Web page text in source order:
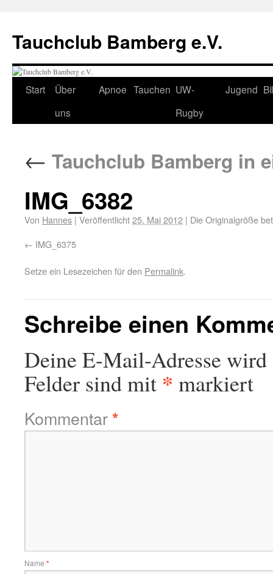
Tauchclub Bamberg e.V.
Start
Über
uns
Apnoe Tauchen UW-
Rugby
Jugend
← Tauchclub Bamberg in
IMG_6382
Von Hannes | Veröffentlicht25. Mai 2012 | Die Originalgröße
IMG_6375
Setze ein Lesezeichen für den Permalink.
Schreibe einen
Deine E-Mail-Adresse
Felder sind mit * markiert
Kommentar*
Name *